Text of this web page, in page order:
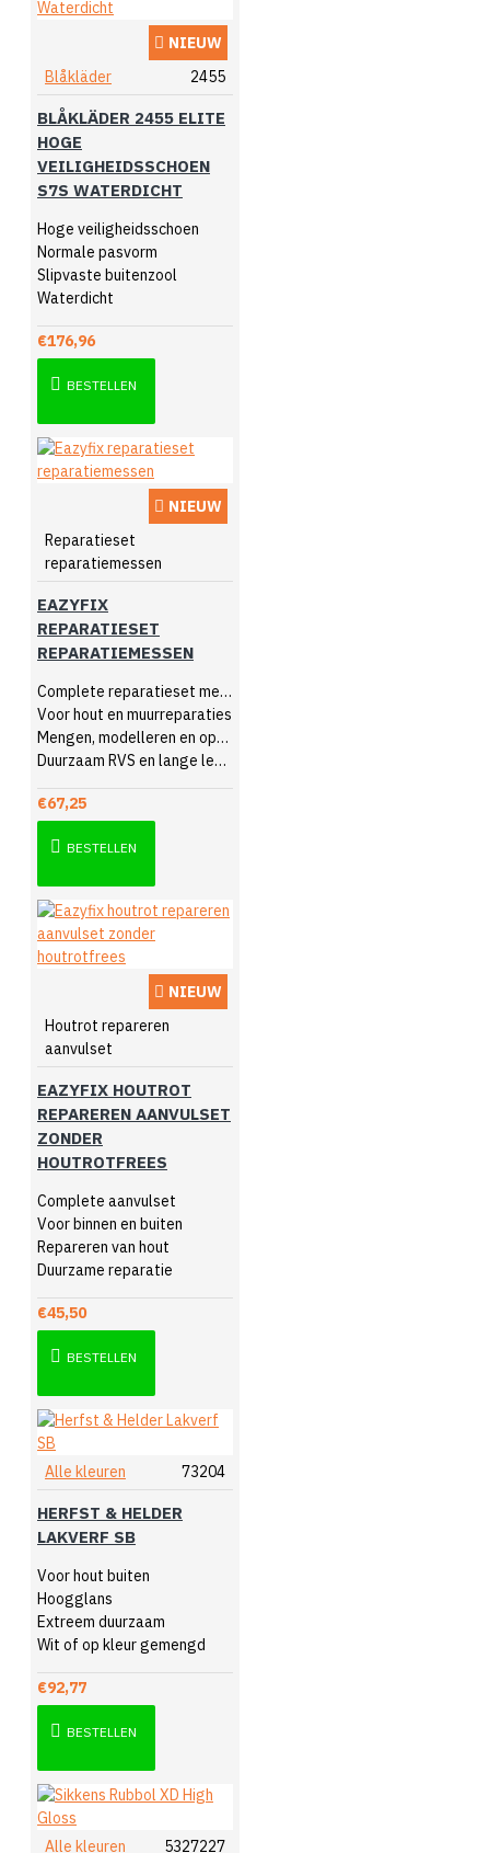
NIEUW
Blåkläder
2455
BLÅKLÄDER 2455 ELITE
HOGE
VEILIGHEIDSSCHOEN
S7S WATERDICHT
Hoge veiligheidsschoen
Normale pasvorm
Slipvaste buitenzool
Waterdicht
€176,96
BESTELLEN
NIEUW
Reparatieset
reparatiemessen
EAZYFIX
REPARATIESET
REPARATIEMESSEN
Complete reparatieset messen
Voor hout en muurreparaties
Mengen, modelleren en opbouwen
Duurzaam RVS en lange levensduur
€67,25
BESTELLEN
NIEUW
Houtrot repareren
aanvulset
EAZYFIX HOUTROT
REPAREREN AANVULSET
ZONDER
HOUTROTFREES
Complete aanvulset
Voor binnen en buiten
Repareren van hout
Duurzame reparatie
€45,50
BESTELLEN
Alle kleuren 73204
HERFST & HELDER
LAKVERF SB
Voor hout buiten
Hoogglans
Extreem duurzaam
Wit of op kleur gemengd
€92,77
BESTELLEN
Alle kleuren 5327227